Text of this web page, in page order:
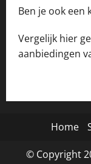
Ben je ook een
Vergelijk hier
aanbiedingen
Home
© Copyright